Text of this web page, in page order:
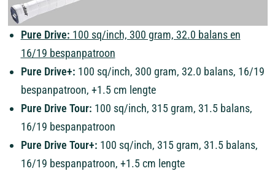
Pure Drive: 100 sq/inch, 300 gram, 32.0 balans en
16/19 bespanpatroon
Pure Drive+: 100 sq/inch, 300 gram, 32.0 balans, 16/19
bespanpatroon, +1.5 cm lengte
Pure Drive Tour: 100 sq/inch, 315 gram, 31.5 balans,
16/19 bespanpatroon
Pure Drive Tour+: 100 sq/inch, 315 gram, 31.5 balans,
16/19 bespanpatroon, +1.5 cm lengte